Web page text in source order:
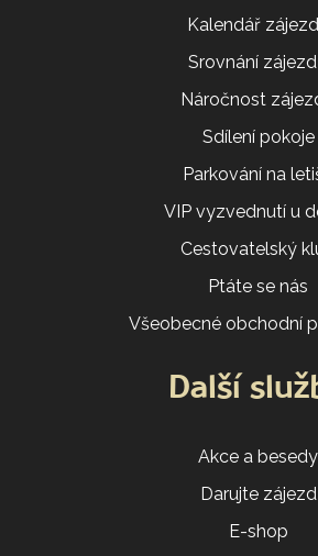
Kalendář
Srovnání
Náročnost
Sdílení pokoje
Parkování na
VIP vyzvednutí u
Cestovatelský
Ptáte se nás
Všeobecné obchodní
Další
Akce a besedy
Darujte zájezd
E-shop